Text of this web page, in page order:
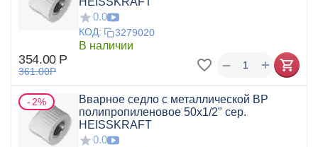
0.0
КОД: 3279020
В наличии
354.00 Р
361.00Р +
−
2%
Вварное седло с металлической ВР
полипропиленовое 50x1/2" сер.
HEISSKRAFT
0.0